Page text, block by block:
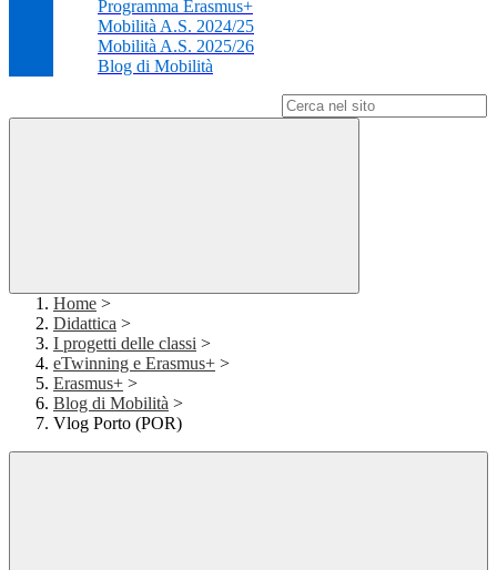
Programma Erasmus+
Mobilità A.S. 2024/25
Mobilità A.S. 2025/26
Blog di Mobilità
Home >
Didattica >
I progetti delle classi >
eTwinning e Erasmus+ >
Erasmus+ >
Blog di Mobilità >
Vlog Porto (POR)